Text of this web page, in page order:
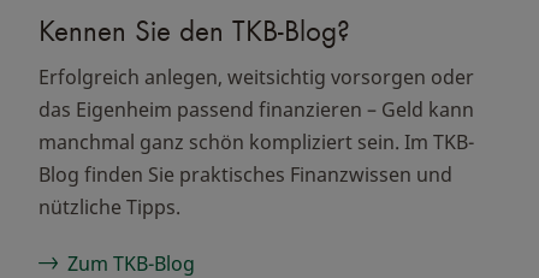
Kennen Sie den TKB-Blog?
Erfolgreich anlegen, weitsichtig vorsorgen oder
das Eigenheim passend finanzieren – Geld kann
manchmal ganz schön kompliziert sein. Im TKB-
Blog finden Sie praktisches Finanzwissen und
nützliche Tipps.
Zum TKB-Blog